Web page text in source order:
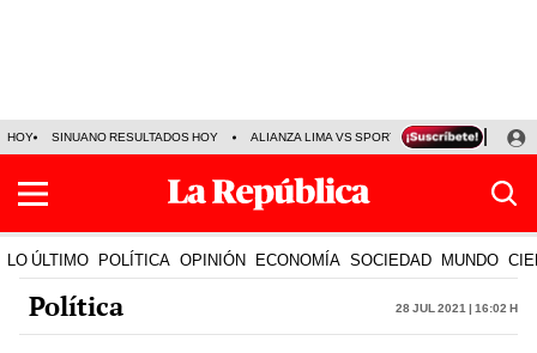
HOY SINUANO RESULTADOS HOY ALIANZA LIMA VS SPORT BOYS JORGE
LO ÚLTIMO POLÍTICA OPINIÓN ECONOMÍA SOCIEDAD MUNDO
Política 28 Jul 2021 | 16:02 h